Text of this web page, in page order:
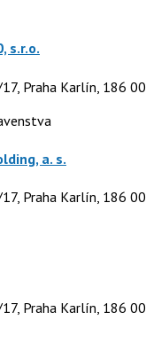
s.r.o.
Praha Karlín, 186 00
a. s.
Praha Karlín, 186 00
Praha Karlín, 186 00